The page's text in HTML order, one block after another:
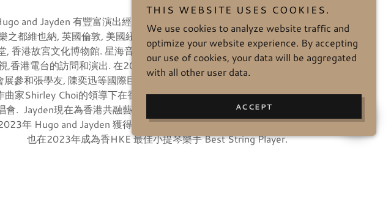
and Jayden 有豐富演出經驗,曾在世界不同地方深造音樂包括奧地利音
之都維也納, 英國倫敦, 美國紐約, 韓國首爾. 演出地點包括文化中心, 大會
, 香港故宮文化博物館. 星海音樂學院, 也曾參與不同媒體例如騰訊,無綫電
,香港電台的訪問和演出. 在2019年 和 2021年 Hugo and Jayden 在香港
展參和張學友, 陳奕迅等國際巨星同台演出. 2022年至2023年在世界著名
曲家Shirley Choi的領導下在香港故宮文化博物館的10場 SHOWTIME 演
會. Jayden現在為香港共融藝術音樂協會-樂也融融樂隊首席小提琴手. 在
年 Hugo and Jayden 獲得香港展能藝術會頒發的最佳型格獎. Jayden
也在2023年成為香HKE 最佳小提琴樂手 Best String Player.
THIS WEBSITE USES COOKIES.
We use cookies to analyze website traffic and
optimize your website experience. By accepting
our use of cookies, your data will be aggregated
with all other user data.
ACCEPT